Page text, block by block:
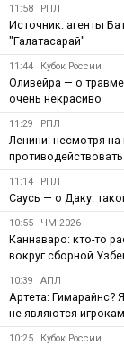
11:58 РПЛ
Источник: агенты
"Галатасарай"
11:44 Кубок России
Оливейра — о
очень некрасиво
11:29 РПЛ
Ленини: несмотря
11:14 РПЛ
Саусь — о Даку:
10:55 ЧМ-2026
Каннаваро: кто-то
вокруг сборной
10:39 АПЛ
Артета: Гимарайнс?
не являются
10:25 Кубок России